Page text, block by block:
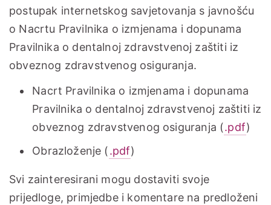
postupak internetskog savjetovanja s javnošću
o Nacrtu Pravilnika o izmjenama i dopunama
Pravilnika o dentalnoj zdravstvenoj zaštiti iz
obveznog zdravstvenog osiguranja.
Nacrt Pravilnika o izmjenama i dopunama
Pravilnika o dentalnoj zdravstvenoj zaštiti iz
obveznog zdravstvenog osiguranja (.pdf)
Obrazloženje (.pdf)
Svi zainteresirani mogu dostaviti svoje
prijedloge, primjedbe i komentare na predloženi